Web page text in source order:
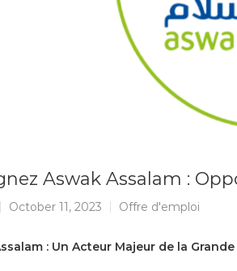
Aswak Assalam :
October 11, 2023 Offre d'emploi
: Un Acteur Majeur de la